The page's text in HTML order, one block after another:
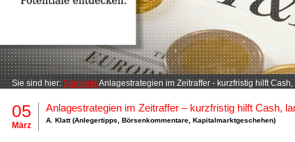
Sie sind hier: StartseiteAnlagestrategien im Zeitraffer - kurzfristig hilft
05
März
Anlagestrategien im Zeitraffer – kurzfristig hilft Cash,
A. Klatt (Anlegertipps Börsenkommentare Kapitalmarktgeschehen)